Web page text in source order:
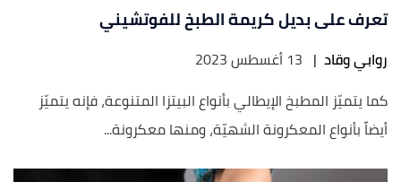
تعرف على بديل كريمة الطبخ للفوتشيني
روابي وقاد | 13 أغسطس 2023
كما يتميّز المطبخ الإيطالي بأنواع البيتزا المتنوعة، فإنه يتميّز
أيضاً بأنواع المعكرونة الشهيّة، ومنها معكرونة...